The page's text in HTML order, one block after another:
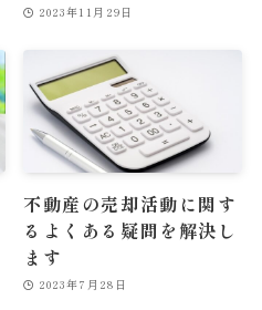
2023年11月29日
不動産の売却活動に関す
るよくある疑問を解決し
ます
2023年7月28日